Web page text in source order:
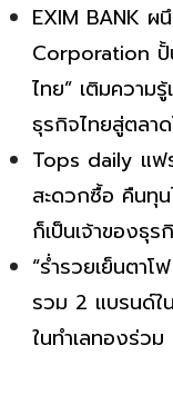
EXIM BANK ผ
Corporation ปั้
ไทย” เติมความ
ธุรกิจไทยสู่ตลา
Tops daily แฟ
สะดวกซื้อ คืนทุ
ก็เป็นเจ้าของธุร
“ร่ำรวยเย็นตา
รวม 2 แบรนด์ใ
ในทำเลทองร่ว